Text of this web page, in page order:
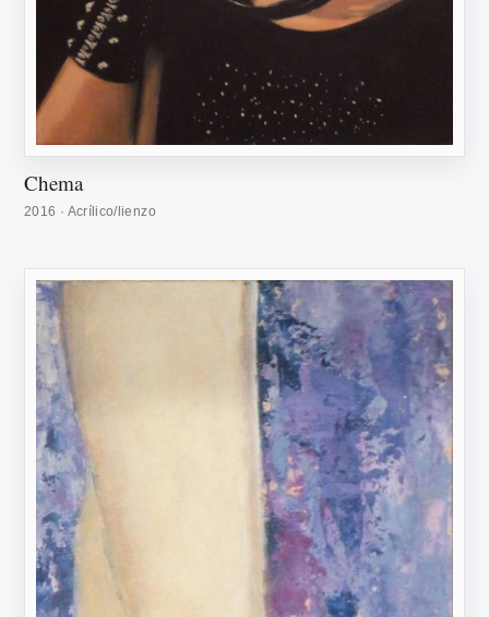
Chema
2016 · Acrílico/lienzo